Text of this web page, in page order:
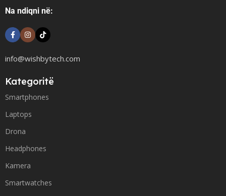
Na ndiqni në:
info@wishbytech.com
Kategoritë
Smartphones
Laptops
Drona
Headphones
Kamera
Smartwatches